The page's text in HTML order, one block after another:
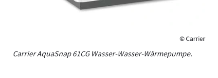
© Carrier
Carrier AquaSnap 61CG Wasser-Wasser-Wärmepumpe.